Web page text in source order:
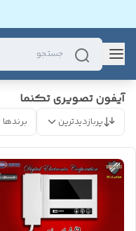
آیفون تصویری تکنما
پربازدیدترین برندها